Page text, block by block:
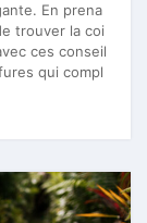
En prena
trouver la coi
ces conseil
qui compl